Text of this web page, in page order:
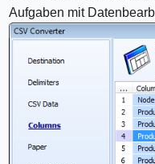
Aufgaben mit